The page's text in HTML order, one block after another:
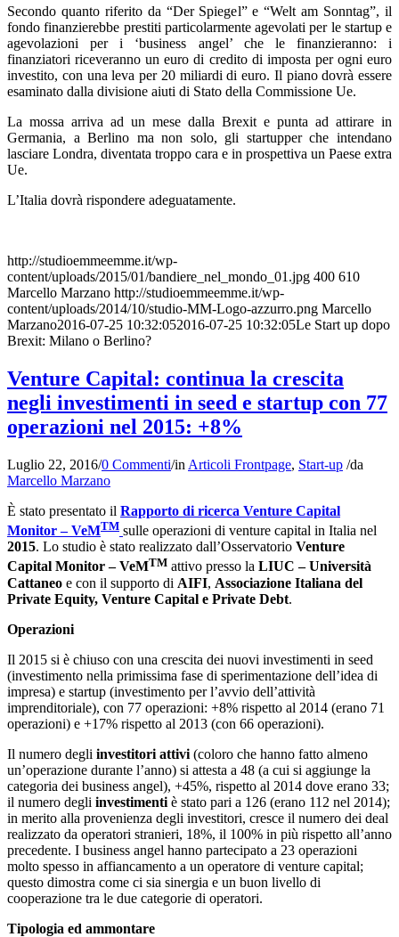
Secondo quanto riferito da “Der Spiegel” e “Welt am Sonntag”, il
fondo finanzierebbe prestiti particolarmente agevolati per le startup e
agevolazioni per i ‘business angel’ che le finanzieranno: i
finanziatori riceveranno un euro di credito di imposta per ogni euro
investito, con una leva per 20 miliardi di euro. Il piano dovrà essere
esaminato dalla divisione aiuti di Stato della Commissione Ue.
La mossa arriva ad un mese dalla Brexit e punta ad attirare in
Germania, a Berlino ma non solo, gli startupper che intendano
lasciare Londra, diventata troppo cara e in prospettiva un Paese extra
Ue.
L’Italia dovrà rispondere adeguatamente.
http://studioemmeemme.it/wp-
content/uploads/2015/01/bandiere_nel_mondo_01.jpg 400 610
Marcello Marzano http://studioemmeemme.it/wp-
content/uploads/2014/10/studio-MM-Logo-azzurro.png Marcello
Marzano2016-07-25 10:32:052016-07-25 10:32:05Le Start up dopo
Brexit: Milano o Berlino?
Venture Capital: continua la crescita
negli investimenti in seed e startup con 77
operazioni nel 2015: +8%
Luglio 22, 2016/0 Commenti/in Articoli Frontpage, Start-up /da
Marcello Marzano
È stato presentato il Rapporto di ricerca Venture Capital
Monitor – VeMTM sulle operazioni di venture capital in Italia nel
2015. Lo studio è stato realizzato dall’Osservatorio Venture
Capital Monitor – VeMTM attivo presso la LIUC – Università
Cattaneo e con il supporto di AIFI, Associazione Italiana del
Private Equity, Venture Capital e Private Debt.
Operazioni
Il 2015 si è chiuso con una crescita dei nuovi investimenti in seed
(investimento nella primissima fase di sperimentazione dell’idea di
impresa) e startup (investimento per l’avvio dell’attività
imprenditoriale), con 77 operazioni: +8% rispetto al 2014 (erano 71
operazioni) e +17% rispetto al 2013 (con 66 operazioni).
Il numero degli investitori attivi (coloro che hanno fatto almeno
un’operazione durante l’anno) si attesta a 48 (a cui si aggiunge la
categoria dei business angel), +45%, rispetto al 2014 dove erano 33;
il numero degli investimenti è stato pari a 126 (erano 112 nel 2014);
in merito alla provenienza degli investitori, cresce il numero dei deal
realizzato da operatori stranieri, 18%, il 100% in più rispetto all’anno
precedente. I business angel hanno partecipato a 23 operazioni
molto spesso in affiancamento a un operatore di venture capital;
questo dimostra come ci sia sinergia e un buon livello di
cooperazione tra le due categorie di operatori.
Tipologia ed ammontare